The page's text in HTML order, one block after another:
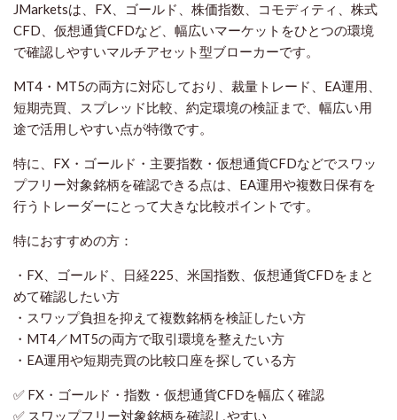
JMarketsは、FX、ゴールド、株価指数、コモディティ、株式
CFD、仮想通貨CFDなど、幅広いマーケットをひとつの環境
で確認しやすいマルチアセット型ブローカーです。
MT4・MT5の両方に対応しており、裁量トレード、EA運用、
短期売買、スプレッド比較、約定環境の検証まで、幅広い用
途で活用しやすい点が特徴です。
特に、FX・ゴールド・主要指数・仮想通貨CFDなどでスワッ
プフリー対象銘柄を確認できる点は、EA運用や複数日保有を
行うトレーダーにとって大きな比較ポイントです。
特におすすめの方：
・FX、ゴールド、日経225、米国指数、仮想通貨CFDをまと
めて確認したい方
・スワップ負担を抑えて複数銘柄を検証したい方
・MT4／MT5の両方で取引環境を整えたい方
・EA運用や短期売買の比較口座を探している方
✅ FX・ゴールド・指数・仮想通貨CFDを幅広く確認
✅ スワップフリー対象銘柄を確認しやすい